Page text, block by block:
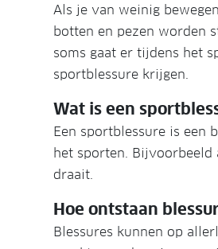
Als je van weinig
botten en pezen worden
soms gaat er tijdens het
sportblessure krijgen.
Wat is een
Een sportblessure is een
het sporten. Bijvoorbeeld
draait.
Hoe ontstaan
Blessures kunnen op